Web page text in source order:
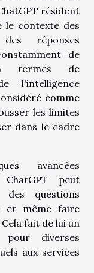
résident
le contexte des
réponses
de
termes de
l'intelligence
comme
les limites
dans le cadre
avancées
ChatGPT peut
questions
et même faire
fait de lui un
pour diverses
aux services